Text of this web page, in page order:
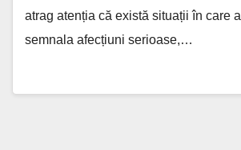
atrag atenția că există situații în care
semnala afecțiuni serioase,…